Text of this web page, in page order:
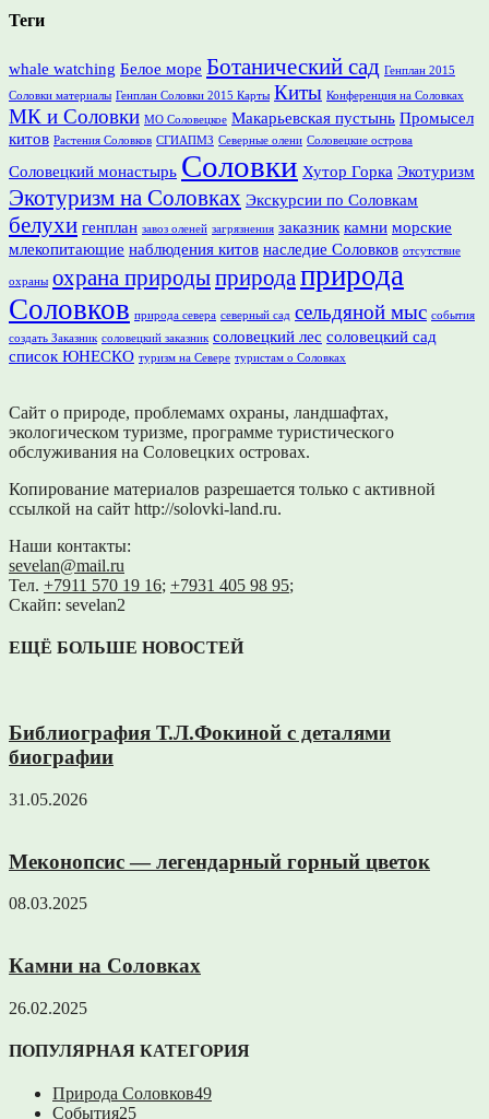
Теги
whale watching Белое море Ботанический сад Генплан 2015
Соловки материалы Генплан Соловки 2015 Карты Киты Конференция на Соловках
МК и Соловки МО Соловецкое Макарьевская пустынь Промысел
китов Растения Соловков СГИАПМЗ Северные олени Соловецкие острова
Соловецкий монастырь Соловки Хутор Горка Экотуризм
Экотуризм на Соловках Экскурсии по Соловкам
белухи генплан завоз оленей загрязнения заказник камни морские
млекопитающие наблюдения китов наследие Соловков отсутствие
охраны охрана природыприродаприрода
Соловков природа севера северный сад сельдяной мыс события
создать Заказник соловецкий заказник соловецкий лес соловецкий сад
список ЮНЕСКО туризм на Севере туристам о Соловках
Сайт о природе, проблемамх охраны, ландшафтах,
экологическом туризме, программе туристического
обслуживания на Соловецких островах.
Копирование материалов разрешается только с активной
ссылкой на сайт http://solovki-land.ru.
Наши контакты:
sevelan@mail.ru
Тел. +7911 570 19 16; +7931 405 98 95;
Скайп: sevelan2
ЕЩЁ БОЛЬШЕ НОВОСТЕЙ
Библиография Т.Л.Фокиной с деталями
биографии
31.05.2026
Меконопсис — легендарный горный цветок
08.03.2025
Камни на Соловках
26.02.2025
ПОПУЛЯРНАЯ КАТЕГОРИЯ
Природа Соловков49
События25